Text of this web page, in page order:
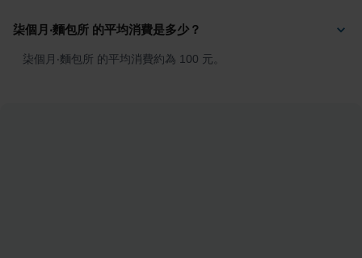
柒個月‧麵包所 的平均消費是多少？
柒個月‧麵包所 的平均消費約為 100 元。